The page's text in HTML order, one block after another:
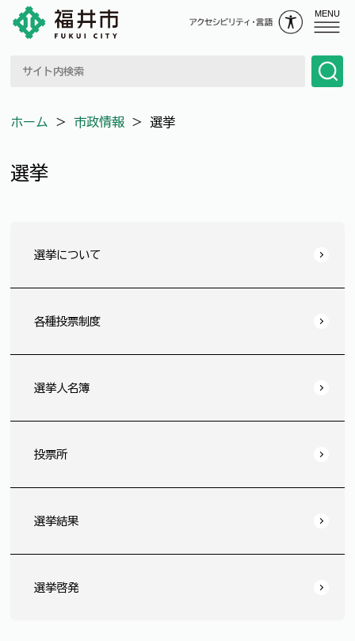
MENU
ホーム ＞ 市政情報 ＞ 選挙
選挙
選挙について
各種投票制度
選挙人名簿
投票所
選挙結果
選挙啓発